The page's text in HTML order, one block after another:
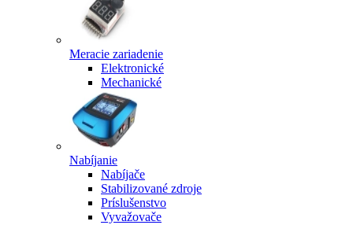
Meracie zariadenie
Elektronické
Mechanické
Nabíjanie
Nabíjače
Stabilizované zdroje
Príslušenstvo
Vyvažovače